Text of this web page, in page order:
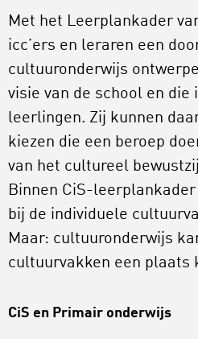
Met het Leerplankader
icc’ers en leraren een
cultuuronderwijs
visie van de school en die
leerlingen. Zij kunnen
kiezen die een beroep
van het cultureel
Binnen CiS-
bij de individuele
Maar: cultuuronderwijs
cultuurvakken een plaats
CiS en Primair onderwijs